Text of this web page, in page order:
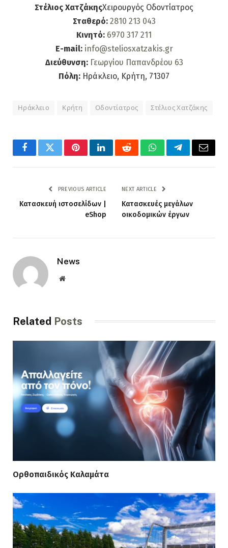
Στέλιος ΧατζάκηςΧειρουργός Οδοντίατρος
Σταθερό: 2810 213 043
Κινητό: 6970 317 211
E-mail: info@steliosxatzakis.gr
Διεύθυνση: Γεωργίου Παπανδρέου 63
Πόλη: Ηράκλειο, Κρήτη, 71307
Ηράκλειο Κρήτη Οδοντίατρος Στέλιος Χατζάκης
FacebookTwitterPinterestLinkedInRedditWhatsAppTelegramEmail
PREVIOUS ARTICLE
Kατασκευή ιστοσελίδων |
eShop
NEXT ARTICLE
Κατασκευές μεγάλων
οικοδομικών έργων
News
Website
Related Posts
Ορθοπαιδικός Καλαμάτα